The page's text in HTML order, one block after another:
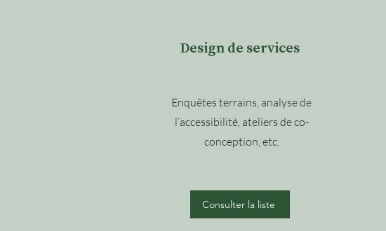
Design de services
Enquêtes terrains, analyse de
l’accessibilité, ateliers de co-
conception, etc.
Consulter la liste